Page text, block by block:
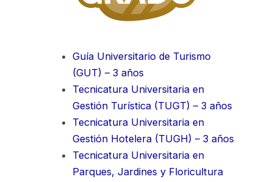
Guía Universitario de Turismo
(GUT) – 3 años
Tecnicatura Universitaria en
Gestión Turística (TUGT) – 3 años
Tecnicatura Universitaria en
Gestión Hotelera (TUGH) – 3 años
Tecnicatura Universitaria en
Parques, Jardines y Floricultura